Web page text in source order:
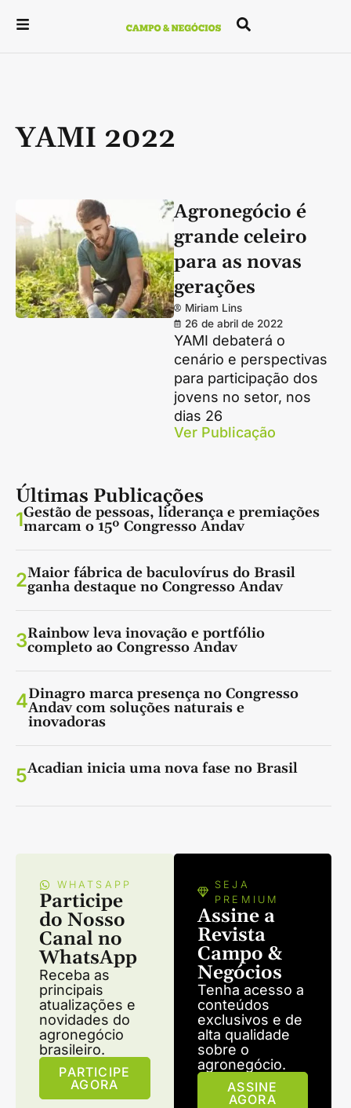
YAMI 2022
Agronegócio é
grande celeiro
para as novas
gerações
Miriam Lins
26 de abril de 2022
YAMI debaterá o
cenário e perspectivas
para participação dos
jovens no setor, nos
dias 26
Ver Publicação
Últimas Publicações
1Gestão de pessoas, liderança e premiações
marcam o 15º Congresso Andav
2Maior fábrica de baculovírus do Brasil
ganha destaque no Congresso Andav
3Rainbow leva inovação e portfólio
completo ao Congresso Andav
4Dinagro marca presença no Congresso
Andav com soluções naturais e
inovadoras
5Acadian inicia uma nova fase no Brasil
WHATSAPP
Participe
do Nosso
Canal no
WhatsApp
Receba as
principais
atualizações e
novidades do
agronegócio
brasileiro.
PARTICIPE
AGORA
SEJA
PREMIUM
Assine a
Revista
Campo &
Negócios
Tenha acesso a
conteúdos
exclusivos e de
alta qualidade
sobre o
agronegócio.
ASSINE
AGORA